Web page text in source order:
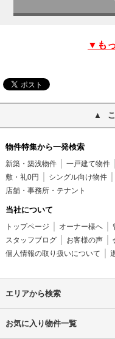
▼も
物件特集から一発検索
新築・築浅物件 一戸建て物件
敷・礼0円
シングル向け物件
店舗・事務所・テナント
当社について
トップページ オーナー様へ
スタッフブログ
お客様の声
個人情報の取り扱いについて
エリアから検索
お気に入り物件一覧